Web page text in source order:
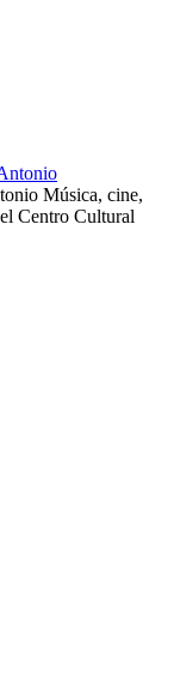
Música, cine,
Centro Cultural